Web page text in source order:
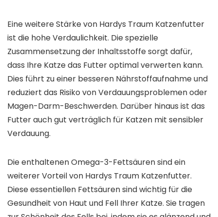
Eine weitere Stärke von Hardys Traum Katzenfutter
ist die hohe Verdaulichkeit. Die spezielle
Zusammensetzung der Inhaltsstoffe sorgt dafür,
dass Ihre Katze das Futter optimal verwerten kann.
Dies führt zu einer besseren Nährstoffaufnahme und
reduziert das Risiko von Verdauungsproblemen oder
Magen-Darm-Beschwerden. Darüber hinaus ist das
Futter auch gut verträglich für Katzen mit sensibler
Verdauung.
Die enthaltenen Omega-3-Fettsäuren sind ein
weiterer Vorteil von Hardys Traum Katzenfutter.
Diese essentiellen Fettsäuren sind wichtig für die
Gesundheit von Haut und Fell Ihrer Katze. Sie tragen